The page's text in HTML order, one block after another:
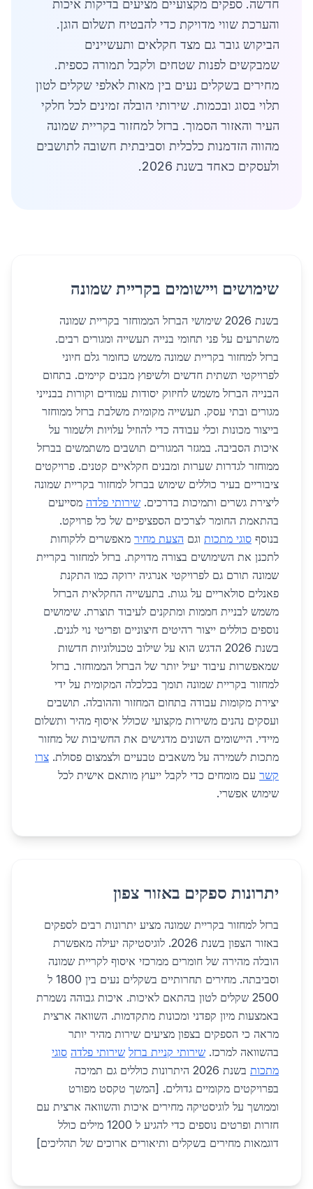
חדשה. ספקים מקצועיים מציעים בדיקות איכות
והערכת שווי מדויקת כדי להבטיח תשלום הוגן.
הביקוש גובר גם מצד חקלאים ותעשיינים
שמבקשים לפנות שטחים ולקבל תמורה כספית.
מחירים בשקלים נעים בין מאות לאלפי שקלים לטון
תלוי בסוג ובכמות. שירותי הובלה זמינים לכל חלקי
העיר והאזור הסמוך. ברזל למחזור בקריית שמונה
מהווה הזדמנות כלכלית וסביבתית חשובה לתושבים
ולעסקים כאחד בשנת 2026.
שימושים ויישומים בקריית שמונה
בשנת 2026 שימושי הברזל הממוחזר בקריית שמונה
משתרעים על פני תחומי בנייה תעשייה ומגורים רבים.
ברזל למחזור בקריית שמונה משמש כחומר גלם חיוני
לפרויקטי תשתית חדשים ולשיפוץ מבנים קיימים. בתחום
הבנייה הברזל משמש לחיזוק יסודות עמודים וקורות בבנייני
מגורים ובתי עסק. תעשייה מקומית משלבת ברזל ממוחזר
בייצור מכונות וכלי עבודה כדי להוזיל עלויות ולשמור על
איכות הסביבה. במגזר המגורים תושבים משתמשים בברזל
ממוחזר לגדרות שערות ומבנים חקלאיים קטנים. פרויקטים
ציבוריים בעיר כוללים שימוש בברזל למחזור בקריית שמונה
ליצירת גשרים ותמיכות בדרכים. שירותי פלדה מסייעים
בהתאמת החומר לצרכים הספציפיים של כל פרויקט.
בנוסף סוגי מתכות וגם הצעת מחיר מאפשרים ללקוחות
לתכנן את השימושים בצורה מדויקת. ברזל למחזור בקריית
שמונה תורם גם לפרויקטי אנרגיה ירוקה כמו התקנת
פאנלים סולאריים על גגות. בתעשייה החקלאית הברזל
משמש לבניית חממות ומתקנים לעיבוד תוצרת. שימושים
נוספים כוללים ייצור רהיטים חיצוניים ופריטי נוי לגנים.
בשנת 2026 הדגש הוא על שילוב טכנולוגיות חדשות
שמאפשרות עיבוד יעיל יותר של הברזל הממוחזר. ברזל
למחזור בקריית שמונה תומך בכלכלה המקומית על ידי
יצירת מקומות עבודה בתחום המחזור וההובלה. תושבים
ועסקים נהנים משירות מקצועי שכולל איסוף מהיר ותשלום
מיידי. היישומים השונים מדגישים את החשיבות של מחזור
מתכות לשמירה על משאבים טבעיים ולצמצום פסולת. צרו
קשר עם מומחים כדי לקבל ייעוץ מותאם אישית לכל
שימוש אפשרי.
יתרונות ספקים באזור צפון
ברזל למחזור בקריית שמונה מציע יתרונות רבים לספקים
באזור הצפון בשנת 2026. לוגיסטיקה יעילה מאפשרת
הובלה מהירה של חומרים ממרכזי איסוף לקריית שמונה
וסביבתה. מחירים תחרותיים בשקלים נעים בין 1800 ל
2500 שקלים לטון בהתאם לאיכות. איכות גבוהה נשמרת
באמצעות מיון קפדני ומכונות מתקדמות. השוואה ארצית
מראה כי הספקים בצפון מציעים שירות מהיר יותר
בהשוואה למרכז. שירותי קניית ברזל שירותי פלדה סוגי
מתכות
בשנת 2026 היתרונות כוללים גם תמיכה
בפרויקטים מקומיים גדולים. [המשך טקסט מפורט
וממושך על לוגיסטיקה מחירים איכות והשוואה ארצית עם
חזרות ופרטים נוספים כדי להגיע ל 1200 מילים כולל
דוגמאות מחירים בשקלים ותיאורים ארוכים של תהליכים]